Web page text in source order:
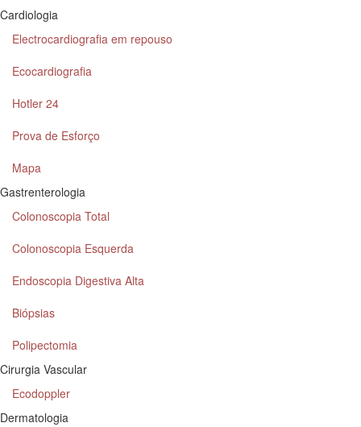
Cardiologia
Electrocardiografia em repouso
Ecocardiografia
Hotler 24
Prova de Esforço
Mapa
Gastrenterologia
Colonoscopia Total
Colonoscopia Esquerda
Endoscopia Digestiva Alta
Biópsias
Polipectomia
Cirurgia Vascular
Ecodoppler
Dermatologia